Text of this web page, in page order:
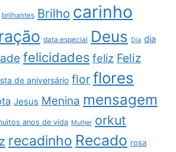
brilhantes Brilho carinho
data especial Deus Dia dia
felicidades feliz Feliz
de aniversário flor flores
Jesus Menina mensagem
anos de vida Mulher orkut
recadinho Recado rosa